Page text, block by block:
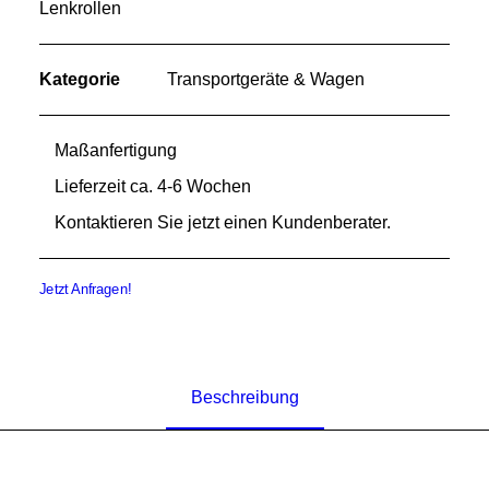
Lenkrollen
Kategorie Transportgeräte & Wagen
Maßanfertigung
Lieferzeit ca. 4-6 Wochen
Kontaktieren Sie jetzt einen Kundenberater.
Jetzt Anfragen!
Beschreibung